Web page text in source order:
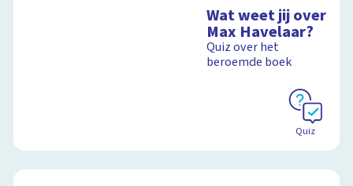
over zee
Wat weet jij over
Max Havelaar?
Quiz over het
beroemde boek
Quiz